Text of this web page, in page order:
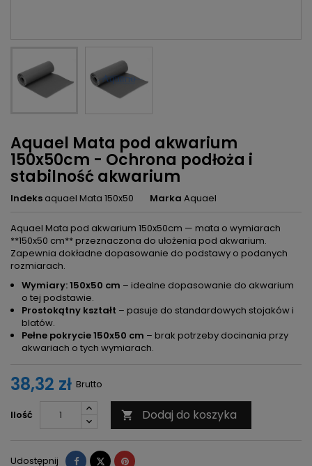
Aquael Mata pod akwarium
150x50cm - Ochrona podłoża i
stabilność akwarium
Indeks aquael Mata 150x50 Marka Aquael
Aquael Mata pod akwarium 150x50cm — mata o wymiarach
**150x50 cm** przeznaczona do ułożenia pod akwarium.
Zapewnia dokładne dopasowanie do podstawy o podanych
rozmiarach.
Wymiary: 150x50 cm – idealne dopasowanie do akwarium
o tej podstawie.
Prostokątny kształt – pasuje do standardowych stojaków i
blatów.
Pełne pokrycie 150x50 cm – brak potrzeby docinania przy
akwariach o tych wymiarach.
38,32 zł Brutto
Ilość  Dodaj do koszyka
Udostępnij Udostępnij
TweetujPinterest